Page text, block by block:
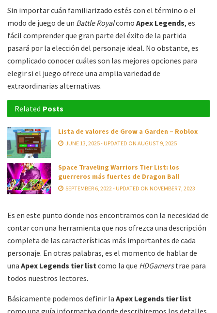
Sin importar cuán familiarizado estés con el término o el
modo de juego de un Battle Royalcomo Apex Legends, es
fácil comprender que gran parte del éxito de la partida
pasará por la elección del personaje ideal. No obstante, es
complicado conocer cuáles son las mejores opciones para
elegir si el juego ofrece una amplia variedad de
extraordinarias alternativas.
Related Posts
Lista de valores de Grow a Garden – Roblox
JUNE 13, 2025 - UPDATED ON AUGUST 9, 2025
Space Traveling Warriors Tier List: los
guerreros más fuertes de Dragon Ball
SEPTEMBER 6, 2022 - UPDATED ON NOVEMBER 7, 2023
Es en este punto donde nos encontramos con la necesidad de
contar con una herramienta que nos ofrezca una descripción
completa de las características más importantes de cada
personaje. En otras palabras, es el momento de hablar de
una Apex Legends tier list como la que HDGamerstrae para
todos nuestros lectores.
Básicamente podemos definir la Apex Legends tier list
como una guía informativa donde describiremos los detalles